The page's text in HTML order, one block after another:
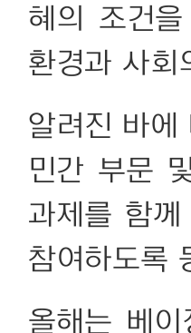
혜의 조건
환경과 사회
알려진 바
민간 부문
과제를 함
참여하도록
올해는 베